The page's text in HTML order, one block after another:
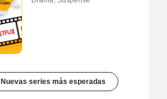
Nuevas series más esperadas